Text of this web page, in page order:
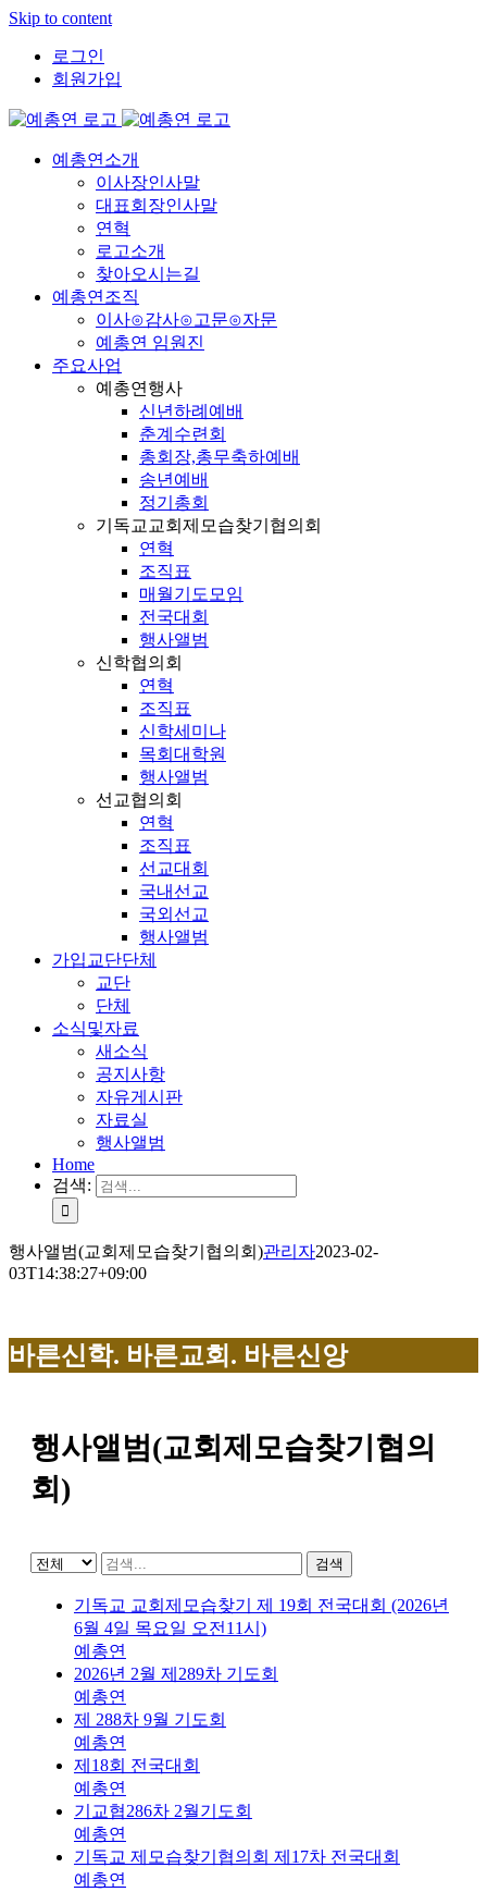
Skip to content
로그인
회원가입
예총연소개
이사장인사말
대표회장인사말
연혁
로고소개
찾아오시는길
예총연조직
이사⊙감사⊙고문⊙자문
예총연 임원진
주요사업
예총연행사
신년하례예배
춘계수련회
총회장,총무축하예배
송년예배
정기총회
기독교교회제모습찾기협의회
연혁
조직표
매월기도모임
전국대회
행사앨범
신학협의회
연혁
조직표
신학세미나
목회대학원
행사앨범
선교협의회
연혁
조직표
선교대회
국내선교
국외선교
행사앨범
가입교단단체
교단
단체
소식및자료
새소식
공지사항
자유게시판
자료실
행사앨범
Home
검색:
행사앨범(교회제모습찾기협의회)관리자2023-02-
03T14:38:27+09:00
바른신학. 바른교회. 바른신앙
행사앨범(교회제모습찾기협의
회)
검색
기독교 교회제모습찾기 제 19회 전국대회 (2026년
6월 4일 목요일 오전11시)
예총연
2026년 2월 제289차 기도회
예총연
제 288차 9월 기도회
예총연
제18회 전국대회
예총연
기교협286차 2월기도회
예총연
기독교 제모습찾기협의회 제17차 전국대회
예총연